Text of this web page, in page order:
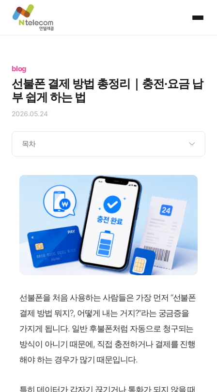
blog
선불폰 결제 방법 총정리｜충전·요금 납
부 쉽게 하는 법
2026.05.24
목차
선불폰을 처음 사용하는 사람들은 가장 먼저 “선불폰
결제 방법 뭐지?, 어떻게 내는 거지?”라는 궁금증을
가지게 됩니다. 일반 후불폰처럼 자동으로 청구되는
방식이 아니기 때문에, 직접 충전하거나 결제를 진행
해야 하는 경우가 많기 때문입니다.
특히 데이터가 갑자기 끊기거나 통화가 되지 않을 때